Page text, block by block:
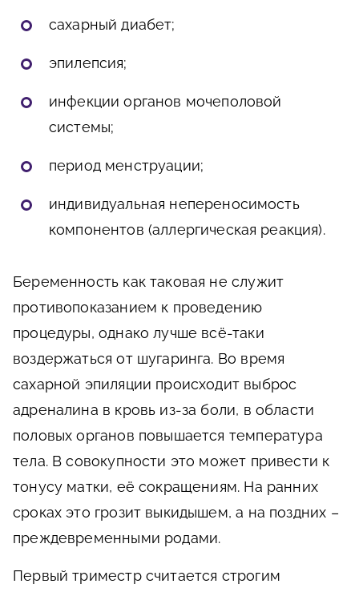
сахарный диабет;
эпилепсия;
инфекции органов мочеполовой
системы;
период менструации;
индивидуальная непереносимость
компонентов (аллергическая реакция).
Беременность как таковая не служит
противопоказанием к проведению
процедуры, однако лучше всё-таки
воздержаться от шугаринга. Во время
сахарной эпиляции происходит выброс
адреналина в кровь из-за боли, в области
половых органов повышается температура
тела. В совокупности это может привести к
тонусу матки, её сокращениям. На ранних
сроках это грозит выкидышем, а на поздних –
преждевременными родами.
Первый триместр считается строгим